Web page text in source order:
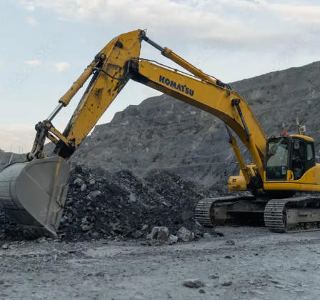
EXCAVATOR TOOLS
KOMATSU PC400LCSE-8
Find Out More